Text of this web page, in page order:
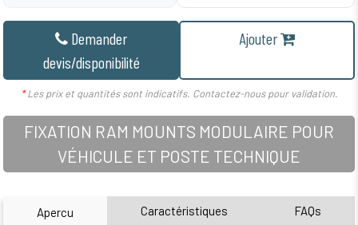
Demander
devis/disponibilité
Ajouter
*Les prix et quantités sont indicatifs. Contactez-nous pour validation.
FIXATION RAM MOUNTS MODULAIRE POUR
VÉHICULE ET POSTE TECHNIQUE
Apercu Caractéristiques FAQs